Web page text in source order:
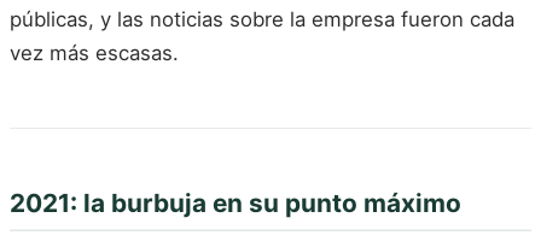
públicas, y las noticias sobre la empresa fueron cada
vez más escasas.
2021: la burbuja en su punto máximo